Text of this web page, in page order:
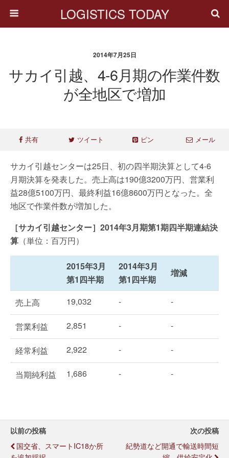
LOGISTICS TODAY
2014年7月25日
サカイ引越、4-6月期の作業件数
が全地区で増加
共有 ツイート ピン メール
サカイ引越センターは25日、初の四半期決算として4-6
月期決算を発表した。売上高は190億3200万円、営業利
益28億5100万円、最終利益16億8600万円となった。全
地区で作業件数が増加した。
［サカイ引越センター］2014年3月期第1期四半期連結決
算 （単位：百万円）
2015年3月
第1四半期
2014年3月
第1四半期
増減
売上高 19,032 - -
営業利益 2,851 - -
経常利益 2,922 - -
当期純利益 1,686 - -
以前の投稿
国交省、スマートIC18か所
次の投稿
紀勢道など開通で輸送時間短